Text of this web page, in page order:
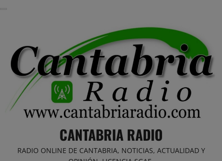
CANTABRIA RADIO
RADIO ONLINE DE CANTABRIA, NOTICIAS, ACTUALIDAD Y